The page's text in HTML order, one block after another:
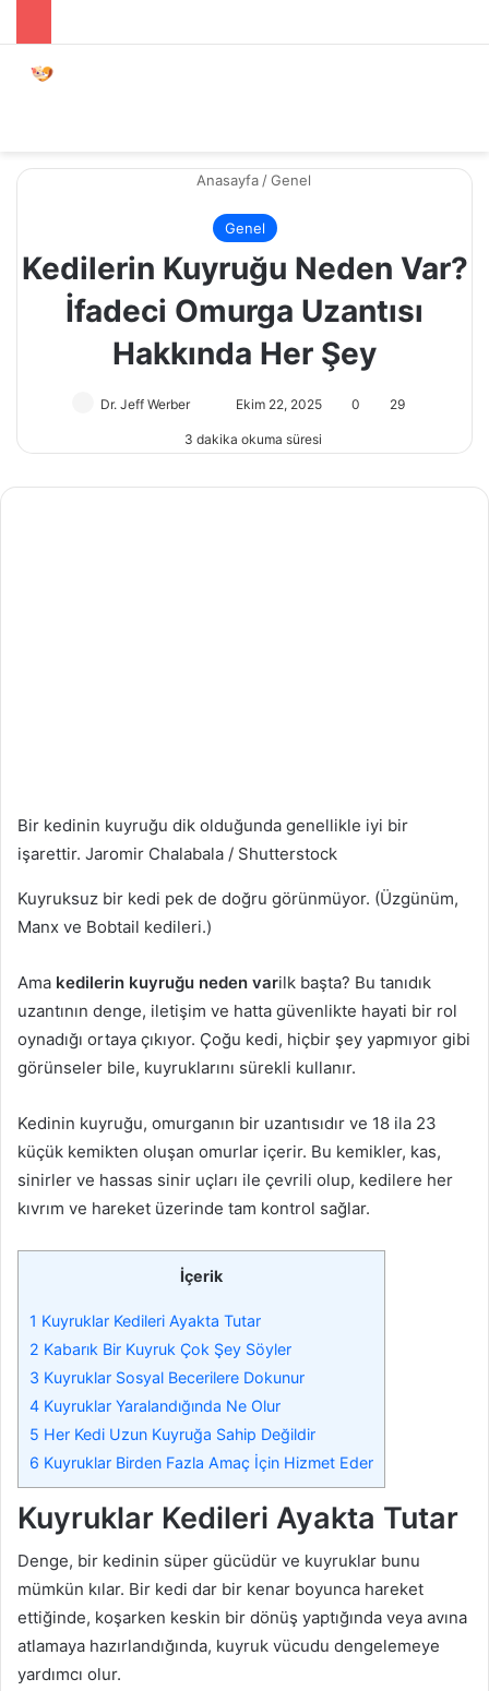
Anasayfa /Genel
Genel
Kedilerin Kuyruğu Neden Var?
İfadeci Omurga Uzantısı
Hakkında Her Şey
Dr. Jeff Werber
posta
Ekim 22, 2025 0 29
3 dakika okuma süresi
Bir kedinin kuyruğu dik olduğunda genellikle iyi bir
işarettir. Jaromir Chalabala / Shutterstock
Kuyruksuz bir kedi pek de doğru görünmüyor. (Üzgünüm,
Manx ve Bobtail kedileri.)
Ama kedilerin kuyruğu neden varilk başta? Bu tanıdık
uzantının denge, iletişim ve hatta güvenlikte hayati bir rol
oynadığı ortaya çıkıyor. Çoğu kedi, hiçbir şey yapmıyor gibi
görünseler bile, kuyruklarını sürekli kullanır.
Kedinin kuyruğu, omurganın bir uzantısıdır ve 18 ila 23
küçük kemikten oluşan omurlar içerir. Bu kemikler, kas,
sinirler ve hassas sinir uçları ile çevrili olup, kedilere her
kıvrım ve hareket üzerinde tam kontrol sağlar.
İçerik
1 Kuyruklar Kedileri Ayakta Tutar
2 Kabarık Bir Kuyruk Çok Şey Söyler
3 Kuyruklar Sosyal Becerilere Dokunur
4 Kuyruklar Yaralandığında Ne Olur
5 Her Kedi Uzun Kuyruğa Sahip Değildir
6 Kuyruklar Birden Fazla Amaç İçin Hizmet Eder
Kuyruklar Kedileri Ayakta Tutar
Denge, bir kedinin süper gücüdür ve kuyruklar bunu
mümkün kılar. Bir kedi dar bir kenar boyunca hareket
ettiğinde, koşarken keskin bir dönüş yaptığında veya avına
atlamaya hazırlandığında, kuyruk vücudu dengelemeye
yardımcı olur.